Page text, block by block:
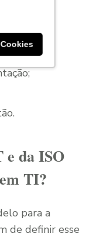
e da ISO
TI?
para a
de definir esse